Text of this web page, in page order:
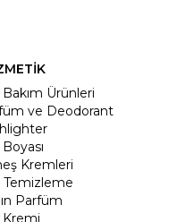
Bakım Ürünleri
ve Deodorant
Kremleri
Temizleme
Parfüm
Kremi